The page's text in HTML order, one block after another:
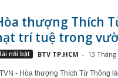
thượng Thích
trí tuệ trong
nổi bật BTV TP.HCM - 13
- Hòa thượng Thích Từ Thông